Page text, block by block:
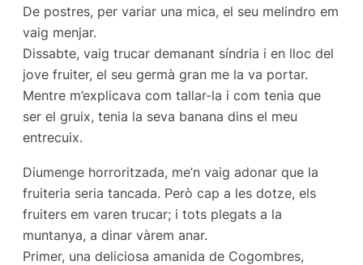
De postres, per variar una mica, el seu melindro em
vaig menjar.
Dissabte, vaig trucar demanant síndria i en lloc del
jove fruiter, el seu germà gran me la va portar.
Mentre m’explicava com tallar-la i com tenia que
ser el gruix, tenia la seva banana dins el meu
entrecuix.
Diumenge horroritzada, me’n vaig adonar que la
fruiteria seria tancada. Però cap a les dotze, els
fruiters em varen trucar; i tots plegats a la
muntanya, a dinar vàrem anar.
Primer, una deliciosa amanida de Cogombres,